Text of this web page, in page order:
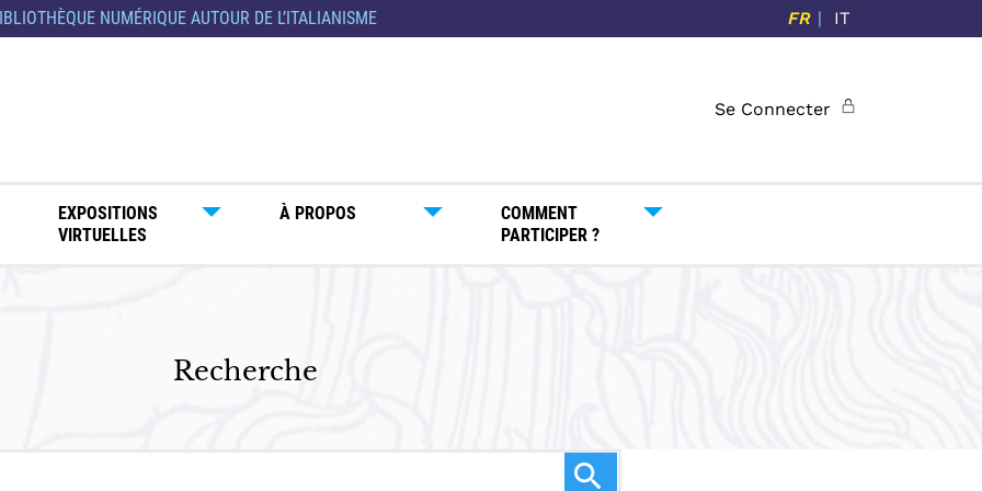
NUMÉRIQUE AUTOUR DE L’ITALIANISME FR IT
Se Connecter
EXPOSITIONS
VIRTUELLES
À PROPOS
COMMENT
PARTICIPER ?
Recherche